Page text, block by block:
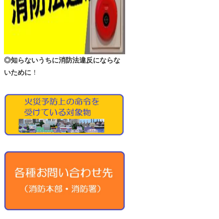
◎知らないうちに消防法違反にならな
いために ！